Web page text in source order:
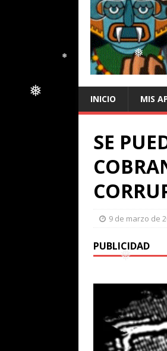
❅
INICIO MIS
SE
9 de marzo de
PUBLICIDAD